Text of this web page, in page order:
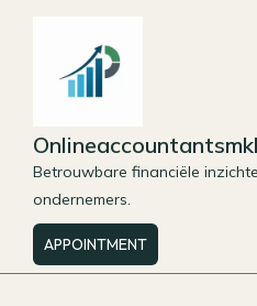
Betrouwbare financiële
ondernemers.
APPOINTMENT